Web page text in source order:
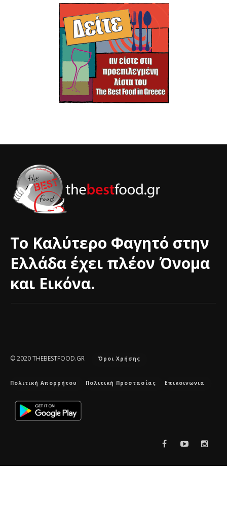
Το Καλύτερο Φαγητό στην
Ελλάδα έχει πλέον Όνομα
και Εικόνα.
© 2020 THEBESTFOOD.GR Όροι Χρήσης
Πολιτική Απορρήτου Πολιτική Προστασίας Επικοινωνια